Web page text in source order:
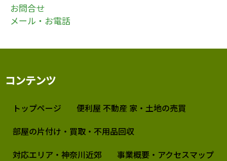
お問合せ
メール・お電話
コンテンツ
トップページ
便利屋 不動産 家・土地の売買
部屋の片付け・買取・不用品回収
対応エリア・神奈川近郊
事業概要・アクセスマップ